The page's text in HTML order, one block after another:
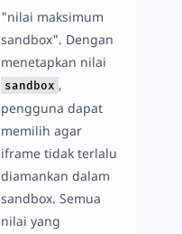
"nilai maksimum
sandbox". Dengan
menetapkan nilai
sandbox ,
pengguna dapat
memilih agar
iframe tidak terlalu
diamankan dalam
sandbox. Semua
nilai yang